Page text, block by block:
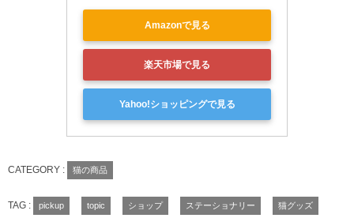
Amazonで見る
楽天市場で見る
Yahoo!ショッピングで見る
CATEGORY : 猫の商品
TAG : pickup topic ショップ ステーショナリー 猫グッズ